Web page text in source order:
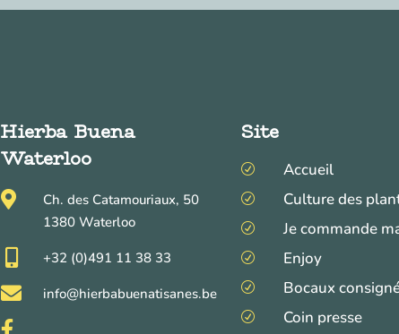
Hierba Buena
Waterloo

Ch. des Catamouriaux, 50
1380 Waterloo
 +32 (0)491 11 38 33
 info@hierbabuenatisanes.be

Site
R Accueil
R Culture des
R Je commande
R Enjoy
R Bocaux
R Coin presse